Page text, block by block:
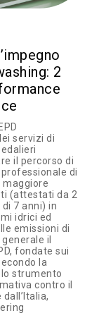
2
servizi di
il percorso di
di
maggiore
(attestati da 2
7 anni) in
idrici ed
emissioni di
il
fondate sui
la
strumento
contro il